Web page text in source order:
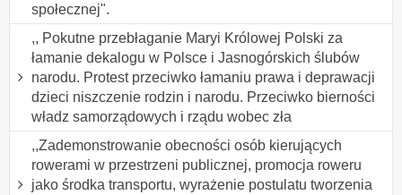
społecznej".
,, Pokutne przebłaganie Maryi Królowej Polski za
łamanie dekalogu w Polsce i Jasnogórskich ślubów
narodu. Protest przeciwko łamaniu prawa i deprawacji
dzieci niszczenie rodzin i narodu. Przeciwko bierności
władz samorządowych i rządu wobec zła
,,Zademonstrowanie obecności osób kierujących
rowerami w przestrzeni publicznej, promocja roweru
jako środka transportu, wyrażenie postulatu tworzenia